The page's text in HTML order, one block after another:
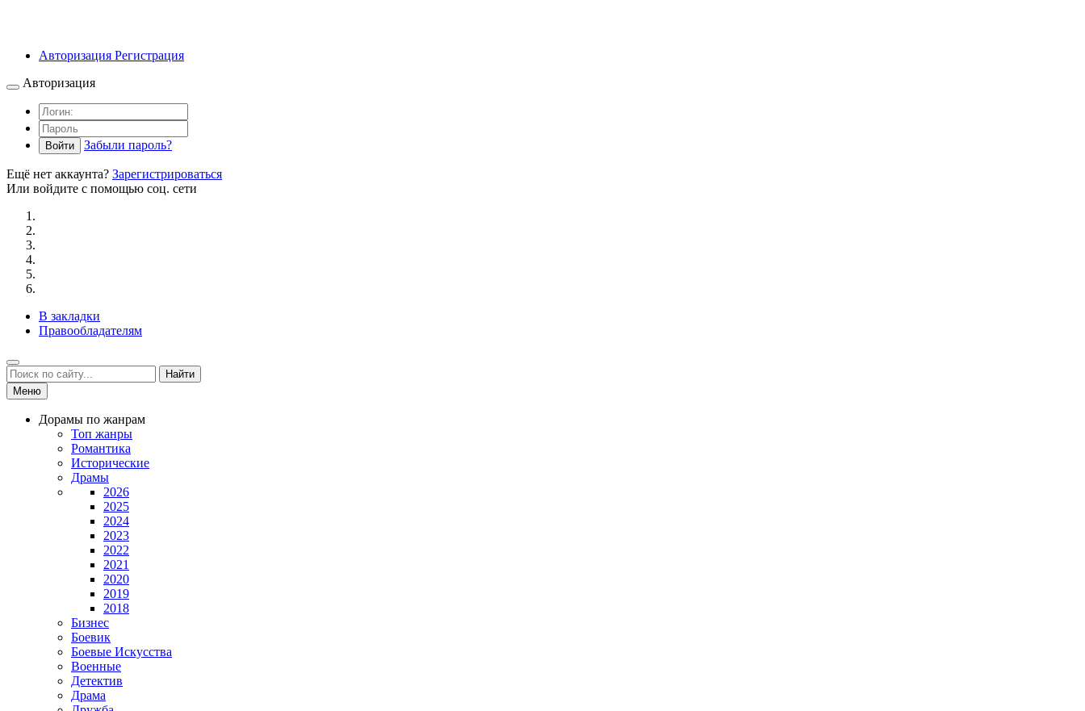
Авторизация Регистрация
Авторизация
Войти Забыли пароль?
Ещё нет аккаунта? Зарегистрироваться
Или войдите с помощью соц. сети
В закладки
Правообладателям
Найти
Меню
Дорамы по жанрам
Топ жанры
Романтика
Исторические
Драмы
2026
2025
2024
2023
2022
2021
2020
2019
2018
Бизнес
Боевик
Боевые Искусства
Военные
Детектив
Драма